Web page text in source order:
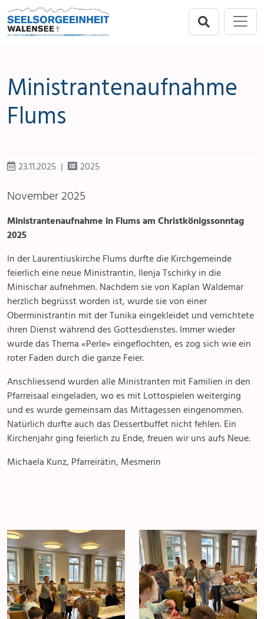
Direkt zur Hauptnavigation springen
Direkt zum Inhalt springen
Ministrantenaufnahme
Flums
23.11.2025 2025
November 2025
Ministrantenaufnahme in Flums am Christkönigssonntag
2025
In der Laurentiuskirche Flums durfte die Kirchgemeinde
feierlich eine neue Ministrantin, Ilenja Tschirky in die
Minischar aufnehmen. Nachdem sie von Kaplan Waldemar
herzlich begrüsst worden ist, wurde sie von einer
Oberministrantin mit der Tunika eingekleidet und verrichtete
ihren Dienst während des Gottesdienstes. Immer wieder
wurde das Thema «Perle» eingeflochten, es zog sich wie ein
roter Faden durch die ganze Feier.
Anschliessend wurden alle Ministranten mit Familien in den
Pfarreisaal eingeladen, wo es mit Lottospielen weiterging
und es wurde gemeinsam das Mittagessen eingenommen.
Natürlich durfte auch das Dessertbuffet nicht fehlen. Ein
Kirchenjahr ging feierlich zu Ende, freuen wir uns aufs Neue.
Michaela Kunz, Pfarreirätin, Mesmerin
Mols-Murg-Quarten